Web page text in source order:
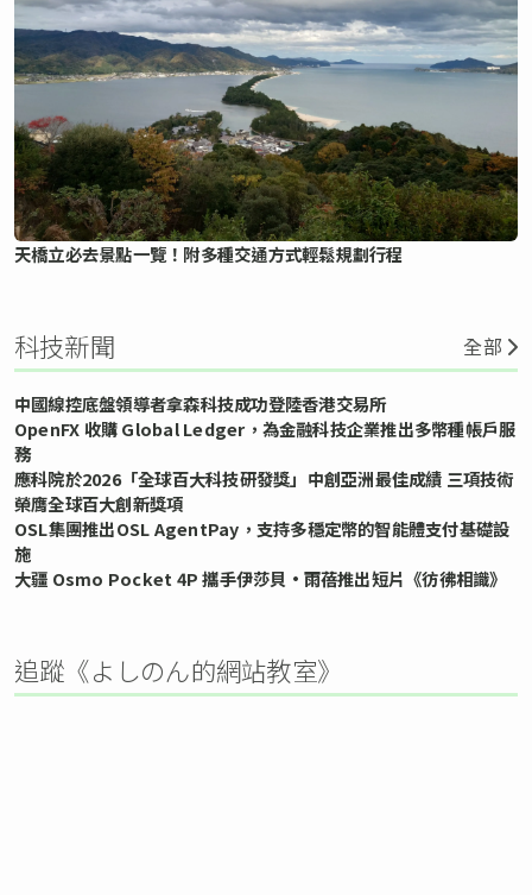
天橋立必去景點一覽！附多種交通方式輕鬆規劃行程
科技新聞 全部
中國線控底盤領導者拿森科技成功登陸香港交易所
OpenFX 收購 Global Ledger，為金融科技企業推出多幣種帳戶服
務
應科院於2026「全球百大科技研發獎」中創亞洲最佳成績 三項技術
榮膺全球百大創新獎項
OSL集團推出OSL AgentPay，支持多穩定幣的智能體支付基礎設
施
大疆 Osmo Pocket 4P 攜手伊莎貝•雨蓓推出短片《彷彿相識》
追蹤《よしのん的網站教室》